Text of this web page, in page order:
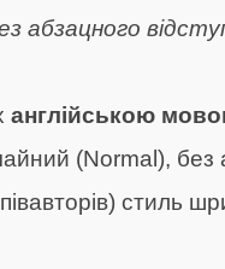
абзацного
англійською
(Normal), без
стиль